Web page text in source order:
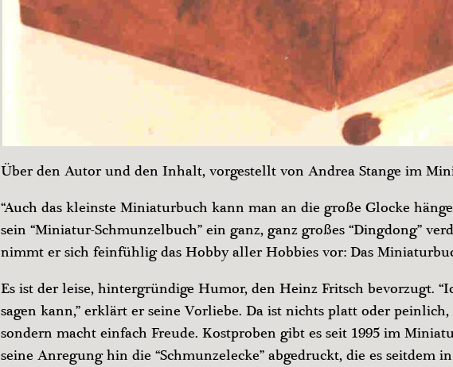
Über den Autor und den Inhalt, vorgestellt von Andrea Stange im
“Auch das kleinste Miniaturbuch kann man an die große Glocke
sein “Miniatur-Schmunzelbuch” ein ganz, ganz großes “Dingdong”
nimmt er sich feinfühlig das Hobby aller Hobbies vor: Das
Es ist der leise, hintergründige Humor, den Heinz Fritsch bevorzugt.
sagen kann,” erklärt er seine Vorliebe. Da ist nichts platt oder
sondern macht einfach Freude. Kostproben gibt es seit 1995 im
seine Anregung hin die “Schmunzelecke” abgedruckt, die es seitdem